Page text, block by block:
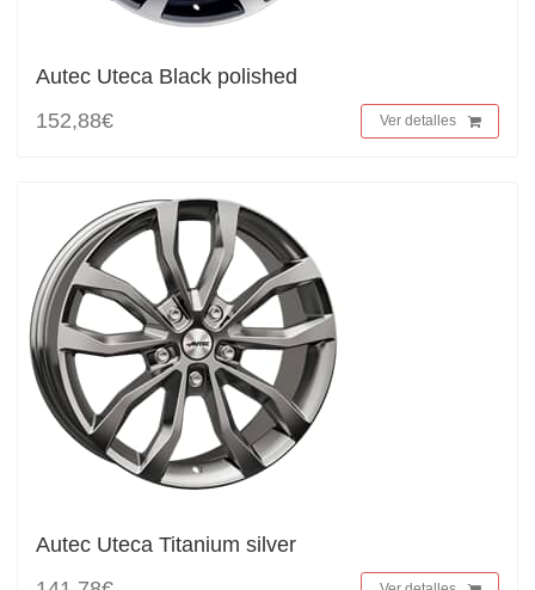
Autec Uteca Black polished
152,88€
Ver detalles
Autec Uteca Titanium silver